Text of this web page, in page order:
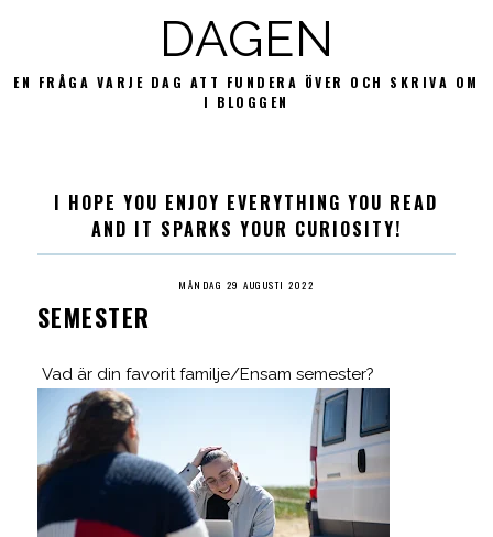
DAGEN
EN FRÅGA VARJE DAG ATT FUNDERA ÖVER OCH SKRIVA OM
I BLOGGEN
I HOPE YOU ENJOY EVERYTHING YOU READ
AND IT SPARKS YOUR CURIOSITY!
MÅNDAG 29 AUGUSTI 2022
SEMESTER
Vad är din favorit familje/Ensam semester?